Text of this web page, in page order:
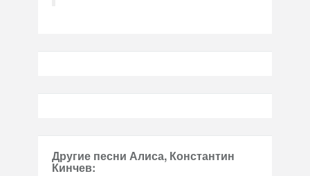
Другие песни Алиса, Константин
Кинчев: